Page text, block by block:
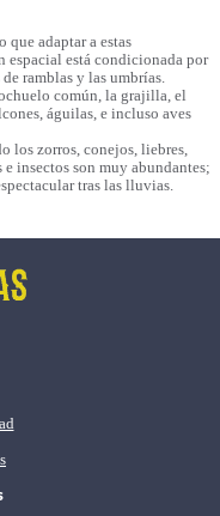
que adaptar a estas
está condicionada por
ramblas y las umbrías.
común, la grajilla, el
águilas, e incluso aves
los zorros, conejos, liebres,
insectos son muy abundantes;
tras las lluvias.